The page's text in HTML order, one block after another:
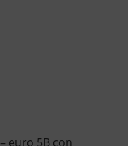
euro 5B con